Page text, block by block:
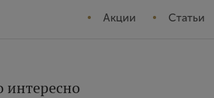
Акции Статьи
интересно